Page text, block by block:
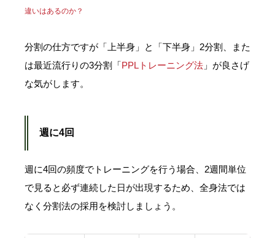
違いはあるのか？
分割の仕方ですが「上半身」と「下半身」2分割、また
は最近流行りの3分割「PPLトレーニング法 」が良さげ
な気がします。
週に4回
週に4回の頻度でトレーニングを行う場合、2週間単位
で見ると必ず連続した日が出現するため、全身法では
なく分割法の採用を検討しましょう。